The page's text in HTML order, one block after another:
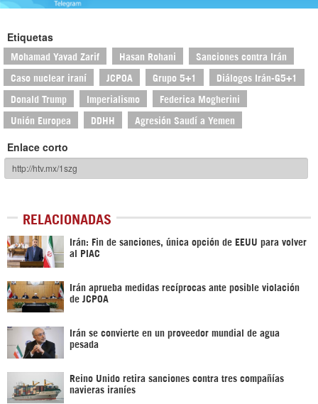
Etiquetas
Mohamad Yavad Zarif Hasan Rohani Sanciones contra Irán
Caso nuclear iraní JCPOA Grupo 5+1 Diálogos Irán-G5+1
Donald Trump Imperialismo Federica Mogherini
Unión Europea DDHH Agresión Saudí a Yemen
Enlace corto
RELACIONADAS
Irán: Fin de sanciones, única opción de EEUU para volver
al PIAC
Irán aprueba medidas recíprocas ante posible violación
de JCPOA
Irán se convierte en un proveedor mundial de agua
pesada
Reino Unido retira sanciones contra tres compañías
navieras iraníes